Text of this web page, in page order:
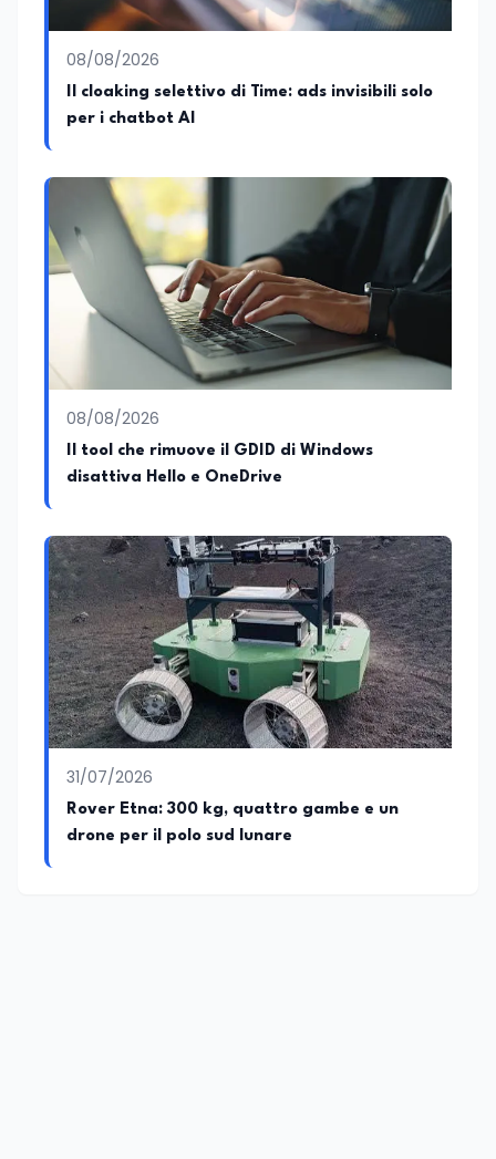
08/08/2026
Il cloaking selettivo di Time: ads invisibili solo
per i chatbot AI
08/08/2026
Il tool che rimuove il GDID di Windows
disattiva Hello e OneDrive
31/07/2026
Rover Etna: 300 kg, quattro gambe e un
drone per il polo sud lunare